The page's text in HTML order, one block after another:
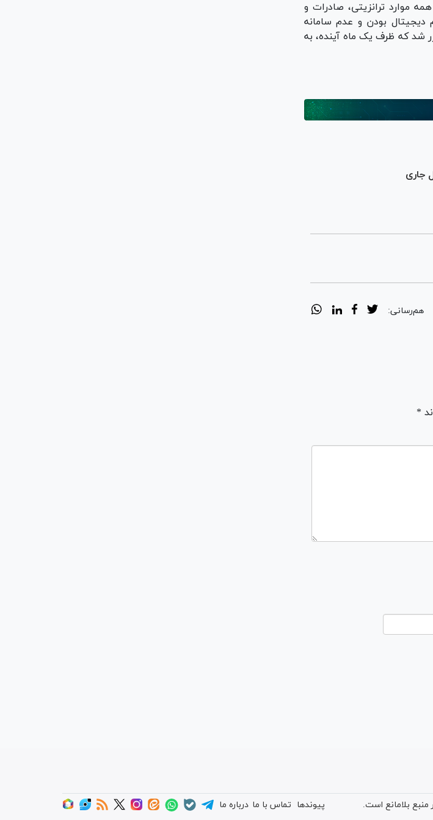
موارد ترانزیتی، صادرات و
دیجیتال بودن و عدم سامانه
شد که ظرف یک ماه آینده، به
هم‌رسانی:
*
بلامانع است.
پیوندها تماس با ما درباره ما